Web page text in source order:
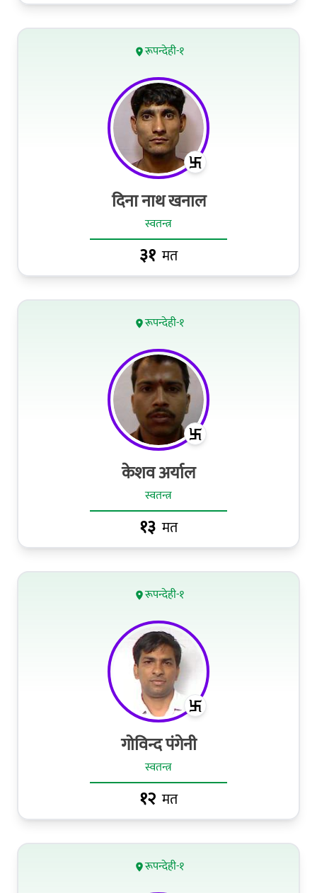
रूपन्देही-१
दिना नाथ खनाल
स्वतन्त्र
३१ मत
रूपन्देही-१
केशव अर्याल
स्वतन्त्र
१३ मत
रूपन्देही-१
गोविन्द पंगेनी
स्वतन्त्र
१२ मत
रूपन्देही-१